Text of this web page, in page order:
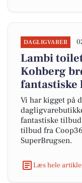
DAGLIGVARER
Lambi
Kohberg
Vi har kigget på
fantastiske
tilbud fra
SuperBrugsen.
Læs hele